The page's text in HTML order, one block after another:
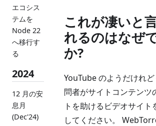
エコシス
テムを
Node 22
へ移行す
る
2024
12 月の安
息月
(Dec'24)
これが凄いと
れるのはなぜ
か?
YouTube のようだけれ
問者がサイトコンテンツ
トを助けるビデオサイト
してください。